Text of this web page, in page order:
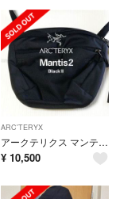
ARC'TERYX
アークテリクス マンティス2 ブラックⅡ(BK/BK)
¥ 10,500